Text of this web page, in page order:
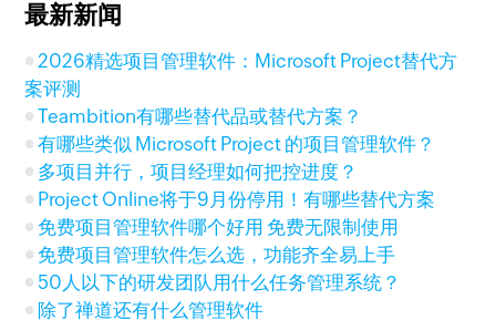
最新新闻
2026精选项目管理软件：Microsoft Project替代方
案评测
Teambition有哪些替代品或替代方案？
有哪些类似 Microsoft Project 的项目管理软件？
多项目并行，项目经理如何把控进度？
Project Online将于9月份停用！有哪些替代方案
免费项目管理软件哪个好用 免费无限制使用
免费项目管理软件怎么选，功能齐全易上手
50人以下的研发团队用什么任务管理系统？
除了禅道还有什么管理软件